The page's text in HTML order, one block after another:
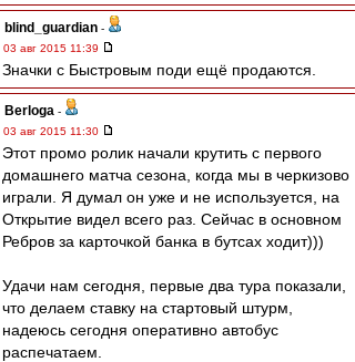
blind_guardian -
03 авг 2015 11:39
Значки с Быстровым поди ещё продаются.
Berloga -
03 авг 2015 11:30
Этот промо ролик начали крутить с первого
домашнего матча сезона, когда мы в черкизово
играли. Я думал он уже и не используется, на
Открытие видел всего раз. Сейчас в основном
Ребров за карточкой банка в бутсах ходит)))
Удачи нам сегодня, первые два тура показали,
что делаем ставку на стартовый штурм,
надеюсь сегодня оперативно автобус
распечатаем.